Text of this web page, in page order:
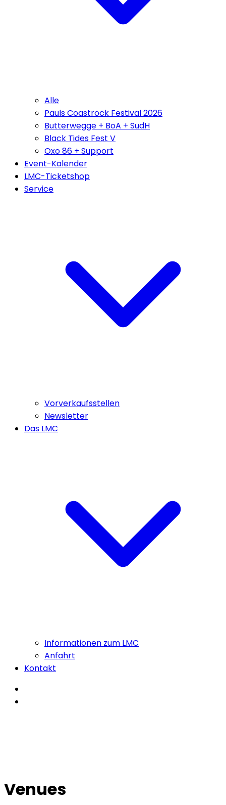
Alle
Pauls Coastrock Festival 2026
Butterwegge + BoA + SudH
Black Tides Fest V
Oxo 86 + Support
Event-Kalender
LMC-Ticketshop
Service
Vorverkaufsstellen
Newsletter
Das LMC
Informationen zum LMC
Anfahrt
Kontakt
Venues